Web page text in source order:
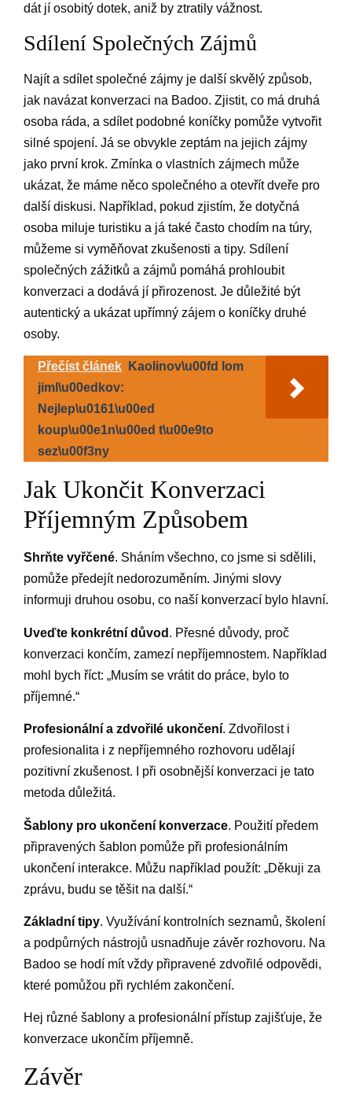
dát jí osobitý dotek, aniž by ztratily vážnost.
Sdílení Společných Zájmů
Najít a sdílet společné zájmy je další skvělý způsob,
jak navázat konverzaci na Badoo. Zjistit, co má druhá
osoba ráda, a sdílet podobné koníčky pomůže vytvořit
silné spojení. Já se obvykle zeptám na jejich zájmy
jako první krok. Zmínka o vlastních zájmech může
ukázat, že máme něco společného a otevřít dveře pro
další diskusi. Například, pokud zjistím, že dotyčná
osoba miluje turistiku a já také často chodím na túry,
můžeme si vyměňovat zkušenosti a tipy. Sdílení
společných zážitků a zájmů pomáhá prohloubit
konverzaci a dodává jí přirozenost. Je důležité být
autentický a ukázat upřímný zájem o koníčky druhé
osoby.
Přečíst článek
Kaolinov\u00fd lom
jiml\u00edkov:
Nejlep\u0161\u00ed
koup\u00e1n\u00ed t\u00e9to
sez\u00f3ny
Jak Ukončit Konverzaci
Příjemným Způsobem
Shrňte vyřčené. Sháním všechno, co jsme si sdělili,
pomůže předejít nedorozuměním. Jinými slovy
informuji druhou osobu, co naší konverzací bylo hlavní.
Uveďte konkrétní důvod . Přesné důvody, proč
konverzaci končím, zamezí nepříjemnostem. Například
mohl bych říct: „Musím se vrátit do práce, bylo to
příjemné.“
Profesionální a zdvořilé ukončení. Zdvořilost i
profesionalita i z nepříjemného rozhovoru udělají
pozitivní zkušenost. I při osobnější konverzaci je tato
metoda důležitá.
Šablony pro ukončení konverzace. Použití předem
připravených šablon pomůže při profesionálním
ukončení interakce. Můžu například použít: „Děkuji za
zprávu, budu se těšit na další.“
Základní tipy. Využívání kontrolních seznamů, školení
a podpůrných nástrojů usnadňuje závěr rozhovoru. Na
Badoo se hodí mít vždy připravené zdvořilé odpovědi,
které pomůžou při rychlém zakončení.
Hej různé šablony a profesionální přístup zajišťuje, že
konverzace ukončím příjemně.
Závěr